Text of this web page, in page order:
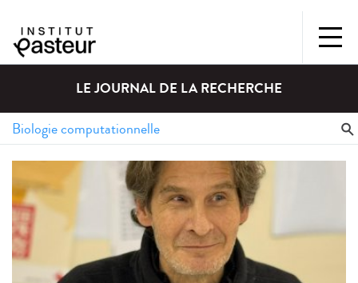
LE JOURNAL DE LA RECHERCHE